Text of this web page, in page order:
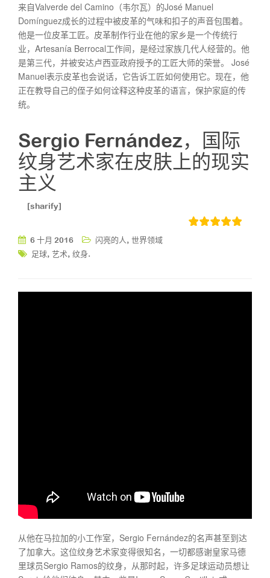
来自Valverde del Camino（韦尔瓦）的José Manuel
Domínguez成长的过程中被皮革的气味和扣子的声音包围着。
他是一位皮革工匠。皮革制作行业在他的家乡是一个传统行
业，Artesanía Berrocal工作间，是经过家族几代人经营的。他
是第三代，并被安达卢西亚政府授予的工匠大师的荣誉。 José
Manuel表示皮革也会说话，它告诉工匠如何使用它。现在，他
正在教导自己的侄子如何诠释这种皮革的语言，保护家庭的传
统。
Sergio Fernández，国际
纹身艺术家在皮肤上的现实
主义
[sharify]
6 十月 2016 闪亮的人, 世界领域
足球, 艺术, 纹身.
从他在马拉加的小工作室，Sergio Fernández的名声甚至到达
了加拿大。这位纹身艺术家变得很知名，一切都感谢皇家马德
里球员Sergio Ramos的纹身，从那时起，许多足球运动员想让